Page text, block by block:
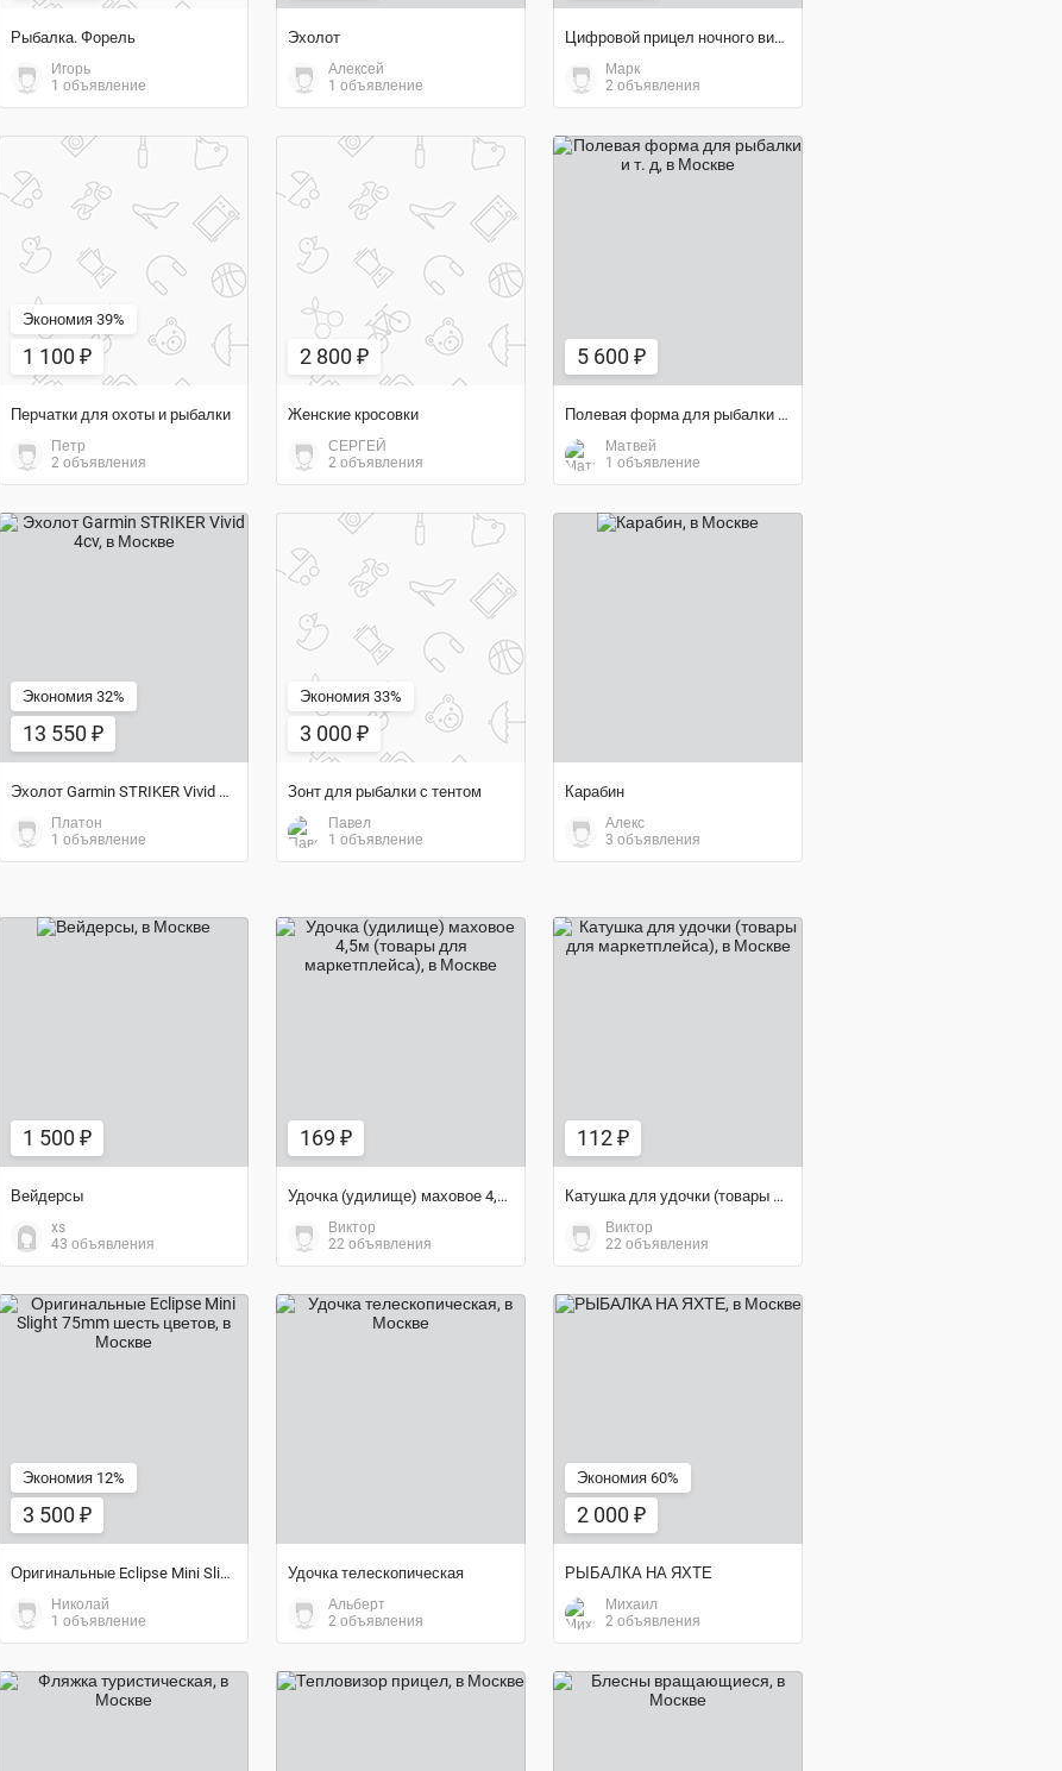
Рыбалка. Форель
Игорь
1 объявление
Эхолот
Алексей
1 объявление
Цифровой прицел ночного видения NK007
Марк
2 объявления
Экономия 39%
1 100 ₽
Перчатки для охоты и рыбалки
Петр
2 объявления
1 100 ₽
2 800 ₽
Женские кросовки
СЕРГЕЙ
2 объявления
2 800 ₽
5 600 ₽
Полевая форма для рыбалки и т. д
Матвей
1 объявление
Экономия 32%
13 550 ₽
Эхолот Garmin STRIKER Vivid 4cv
Платон
1 объявление
Экономия 33%
3 000 ₽
Зонт для рыбалки с тентом
Павел
1 объявление
3 000 ₽
Карабин
Алекс
3 объявления
1 500 ₽
Вейдерсы
xs
43 объявления
169 ₽
Удочка (удилище) маховое 4,5м (товары для маркетплейса)
Виктор
22 объявления
112 ₽
Катушка для удочки (товары для маркетплейса)
Виктор
22 объявления
Экономия 12%
3 500 ₽
Оригинальные Eclipse Mini Slight 75mm шесть цветов
Николай
1 объявление
Удочка телескопическая
Альберт
2 объявления
Экономия 60%
2 000 ₽
РЫБАЛКА НА ЯХТЕ
Михаил
2 объявления